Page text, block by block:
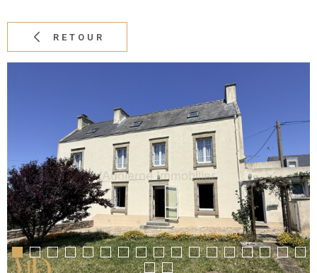
BIEN
L'AGENCE
CONTACT
RETOUR